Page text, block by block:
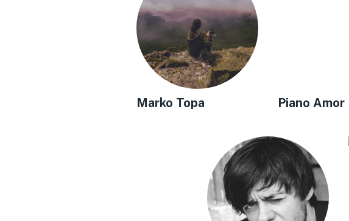
Marko Topa Piano Amor